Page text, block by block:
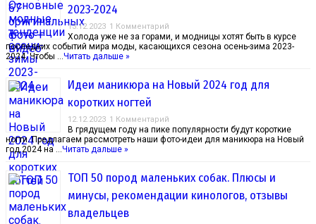
2023-2024
13.12.2023 1 Комментарий
Холода уже не за горами, и модницы хотят быть в курсе
последних событий мира моды, касающихся сезона осень-зима 2023-
2024. Чтобы … Читать дальше »
Идеи маникюра на Новый 2024 год для
коротких ногтей
12.12.2023 1 Комментарий
В грядущем году на пике популярности будут короткие
ногти. Предлагаем рассмотреть наши фото-идеи для маникюра на Новый
год 2024 на … Читать дальше »
ТОП 50 пород маленьких собак. Плюсы и
минусы, рекомендации кинологов, отзывы
владельцев